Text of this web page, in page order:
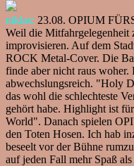
niklas: 23.08. OPIUM
Weil die Mitfahrgelegenheit
improvisieren. Auf dem
ROCK Metal-Cover. Die
finde aber nicht raus
abwechslungsreich. "Holy
das wohl die schlechteste
gehört habe. Highlight ist
World". Danach spielen
den Toten Hosen. Ich hab
beseelt vor der Bühne
auf jeden Fall mehr Spaß